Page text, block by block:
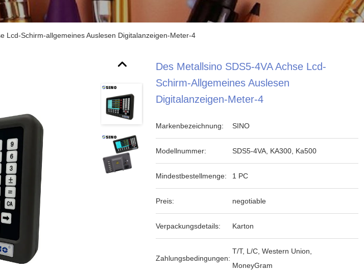
Lcd-Schirm-allgemeines Auslesen Digitalanzeigen-Meter-4
Des Metallsino SDS5-4VA Achse Lcd-
Schirm-Allgemeines Auslesen
Digitalanzeigen-Meter-4
Markenbezeichnung: SINO
Modellnummer: SDS5-4VA, KA300, Ka500
Mindestbestellmenge: 1 PC
Preis: negotiable
Verpackungsdetails: Karton
Zahlungsbedingungen:
T/T, L/C, Western Union,
MoneyGram